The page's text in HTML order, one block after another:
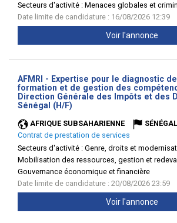
Secteurs d'activité : Menaces globales et
Date limite de candidature : 16/08/2026 12:39
Voir l'annonce
AFMRI - Expertise pour le diagnostic
formation et de gestion des
Direction Générale des Impôts et des
Sénégal (H/F)
AFRIQUE SUBSAHARIENNE SÉNÉGAL
Contrat de prestation de services
Secteurs d'activité : Genre, droits et
Mobilisation des ressources, gestion et
Gouvernance économique et financière
Date limite de candidature : 20/08/2026 23:59
Voir l'annonce